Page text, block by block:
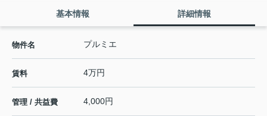
基本情報 詳細情報
物件名 プルミエ
賃料 4万円
管理 / 共益費 4,000円